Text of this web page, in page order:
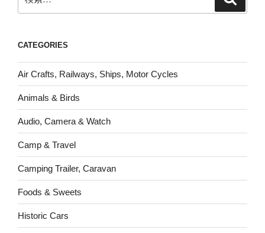
索:
CATEGORIES
Air Crafts, Railways, Ships, Motor Cycles
Animals & Birds
Audio, Camera & Watch
Camp & Travel
Camping Trailer, Caravan
Foods & Sweets
Historic Cars